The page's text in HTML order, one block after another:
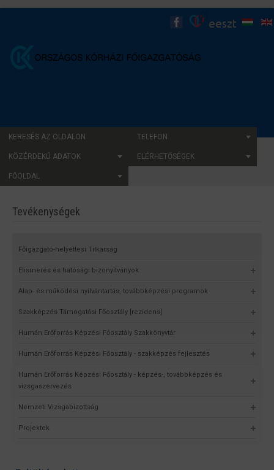
KERESÉS AZ OLDALON TELEFON
KÖZÉRDEKŰ ADATOK ELÉRHETŐSÉGEK
FŐOLDAL
Tevékenységek
Főigazgató-helyettesi Titkárság
Elismerés és hatósági bizonyítványok
Alap- és működési nyilvántartás, továbbképzési programok
Szakképzés Támogatási Főosztály [rezidens]
Humán Erőforrás Képzési Főosztály Szakkönyvtár
Humán Erőforrás Képzési Főosztály - szakképzés fejlesztés
Humán Erőforrás Képzési Főosztály - képzés-, továbbképzés és
vizsgaszervezés
Nemzeti Vizsgabizottság
Projektek